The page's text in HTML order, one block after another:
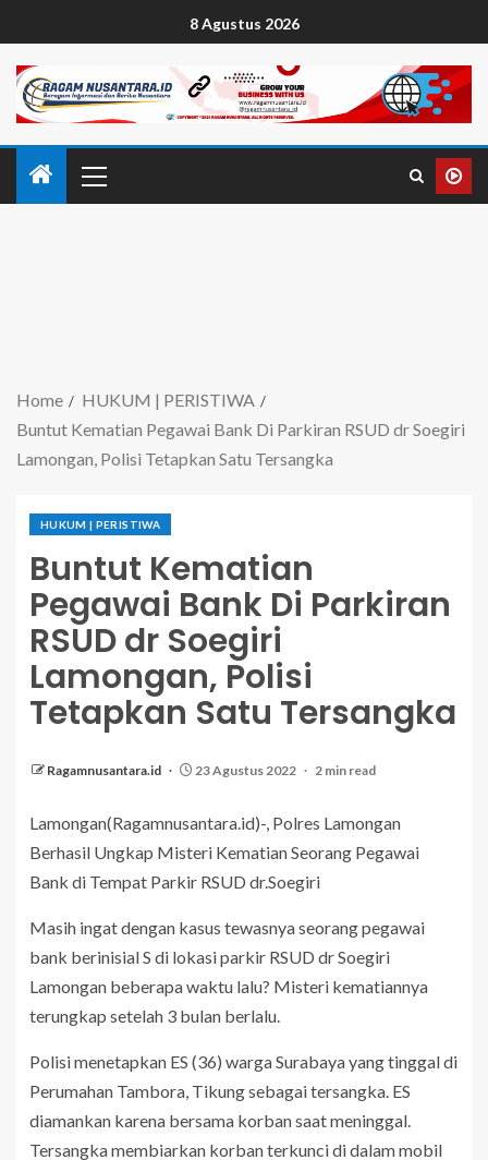
8 Agustus 2026
Home
HUKUM | PERISTIWA
Buntut Kematian Pegawai Bank Di Parkiran RSUD dr Soegiri
Lamongan, Polisi Tetapkan Satu Tersangka
HUKUM | PERISTIWA
Buntut Kematian
Pegawai Bank Di Parkiran
RSUD dr Soegiri
Lamongan, Polisi
Tetapkan Satu Tersangka
Ragamnusantara.id 23 Agustus 2022 2 min read
Lamongan(Ragamnusantara.id)-, Polres Lamongan
Berhasil Ungkap Misteri Kematian Seorang Pegawai
Bank di Tempat Parkir RSUD dr.Soegiri
Masih ingat dengan kasus tewasnya seorang pegawai
bank berinisial S di lokasi parkir RSUD dr Soegiri
Lamongan beberapa waktu lalu? Misteri kematiannya
terungkap setelah 3 bulan berlalu.
Polisi menetapkan ES (36) warga Surabaya yang tinggal di
Perumahan Tambora, Tikung sebagai tersangka. ES
diamankan karena bersama korban saat meninggal.
Tersangka membiarkan korban terkunci di dalam mobil